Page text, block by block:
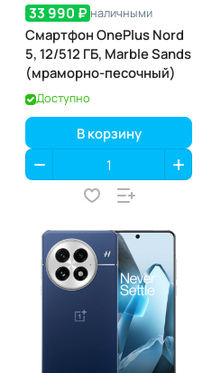
33 990 ₽ наличными
Смартфон OnePlus Nord
5, 12/512 ГБ, Marble Sands
(мраморно-песочный)
Доступно
В корзину